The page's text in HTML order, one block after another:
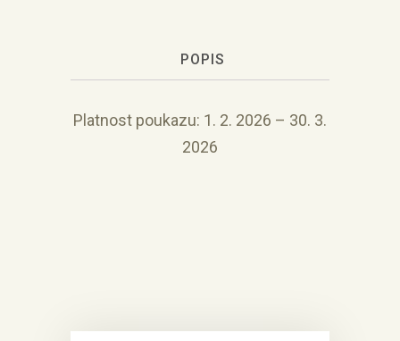
POPIS
Platnost poukazu: 1. 2. 2026 – 30. 3.
2026